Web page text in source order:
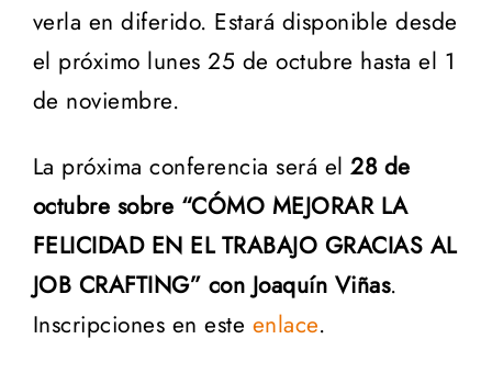
verla en diferido. Estará disponible desde
el próximo lunes 25 de octubre hasta el 1
de noviembre.
La próxima conferencia será el28 de
octubre sobre “CÓMO MEJORAR LA
FELICIDAD EN EL TRABAJO GRACIAS AL
JOB CRAFTING” con Joaquín Viñas.
Inscripciones en este enlace.